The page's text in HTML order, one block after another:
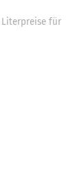
Literpreise für